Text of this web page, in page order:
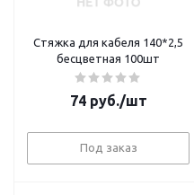
Стяжка для кабеля 140*2,5
бесцветная 100шт
74руб./шт
Под заказ